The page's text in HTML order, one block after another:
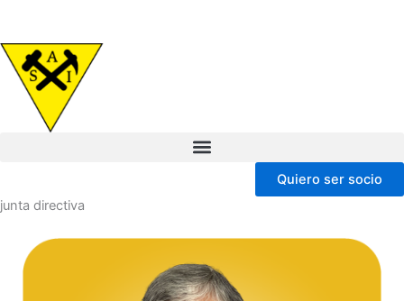
contenido
Quiero ser socio
junta directiva